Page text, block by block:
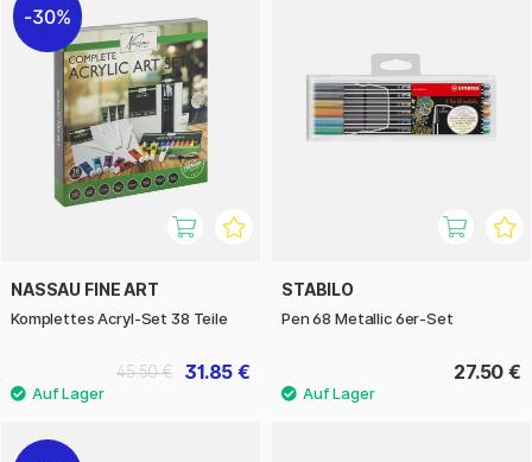
30%
NASSAU FINE ART
Komplettes Acryl-Set 38 Teile
31.85 €
45.50 €
STABILO
Pen 68 Metallic 6er-Set
27.50 €